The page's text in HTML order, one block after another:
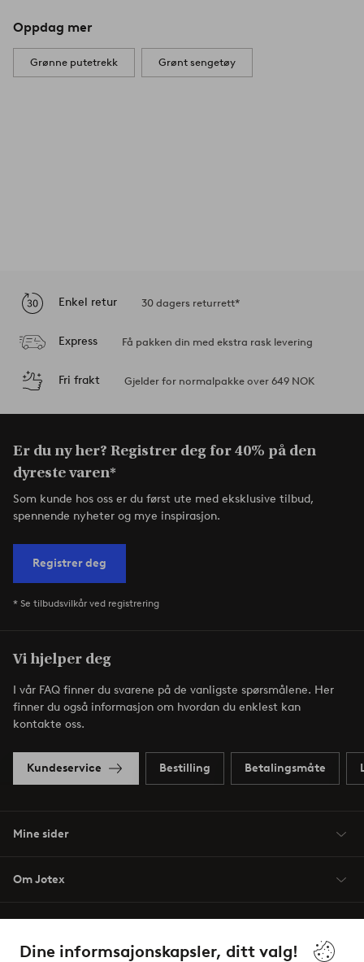
Dine informsajonskapsler, ditt valg!
Oppdag mer
Grønne putetrekk Grønt sengetøy
Enkel retur 30 dagers returrett*
Express Få pakken din med ekstra rask levering
Fri frakt Gjelder for normalpakke over 649 NOK
Er du ny her? Registrer deg for 40% på den
dyreste varen*
Som kunde hos oss er du først ute med eksklusive tilbud,
spennende nyheter og mye inspirasjon.
Registrer deg
* Se tilbudsvilkår ved registrering
Vi hjelper deg
I vår FAQ finner du svarene på de vanligste spørsmålene. Her
finner du også informasjon om hvordan du enklest kan
kontakte oss.
Kundeservice Bestilling Betalingsmåte
Mine sider
Om Jotex